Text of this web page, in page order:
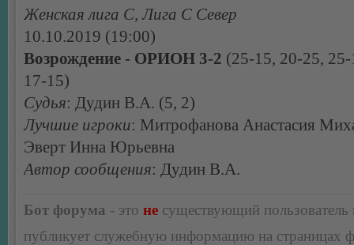
Женская лига С, Лига С Север
10.10.2019 (19:00)
Возрождение - ОРИОН 3-2 (25-15, 20-25,
17-15)
Судья: Дудин В.А. (5, 2)
Лучшие игроки: Митрофанова Анастасия
Эверт Инна Юрьевна
Автор сообщения: Дудин В.А.
Бот форума - это не существующий пользователь
публикует служебную информацию на страницах